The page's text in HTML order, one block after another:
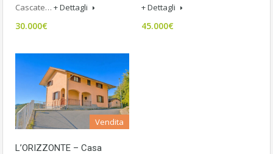
Cascate… + Dettagli
30.000€
+ Dettagli
45.000€
Vendita
L’ORIZZONTE – Casa